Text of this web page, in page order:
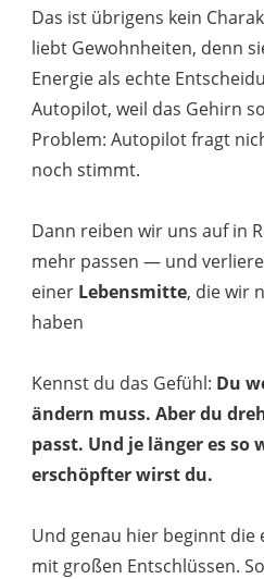
Das ist übrigens kein
liebt Gewohnheiten, denn
Energie als echte
Autopilot, weil das Gehirn
Problem: Autopilot fragt
noch stimmt.
Dann reiben wir uns auf in
mehr passen — und
einer Lebensmitte, die wir
haben
Kennst du das Gefühl: Du
ändern muss. Aber du
passt. Und je länger es so
erschöpfter wirst du.
Und genau hier beginnt die
mit großen Entschlüssen.